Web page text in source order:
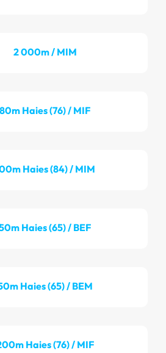
2 000m / MIM
80m Haies (76) / MIF
Haies (84) / MIM
Haies (65) / BEF
Haies (65) / BEM
Haies (76) / MIF